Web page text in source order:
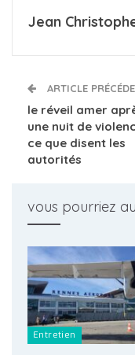
Jean
ARTICLE
le réveil amer
une nuit de
ce que disent les
autorités
vous pourriez
Entretien